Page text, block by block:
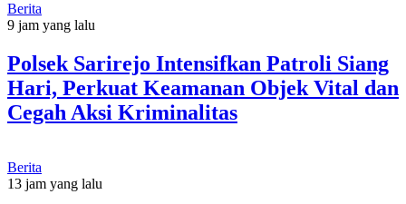
Berita
9 jam yang lalu
Polsek Sarirejo Intensifkan Patroli Siang
Hari, Perkuat Keamanan Objek Vital dan
Cegah Aksi Kriminalitas
Berita
13 jam yang lalu